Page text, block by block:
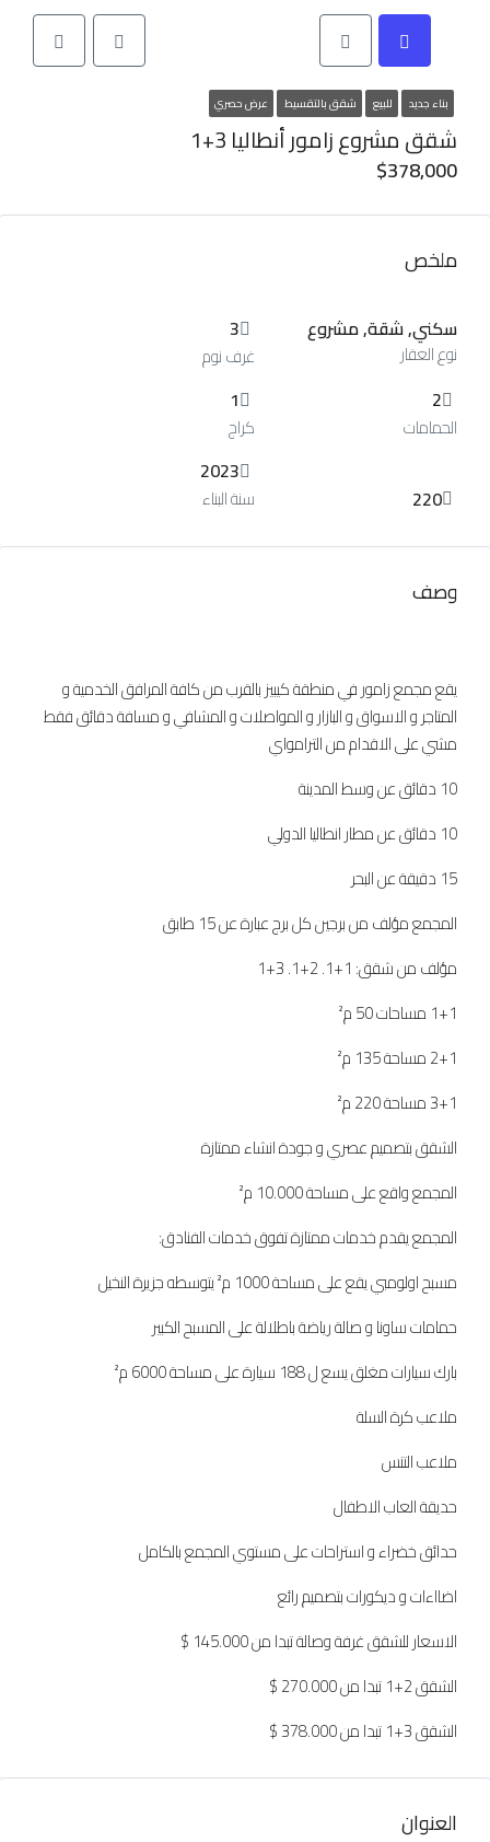
بناء جديد للبيع شقق بالتقسيط عرض حصري
شقق مشروع زامور أنطاليا 3+1
$378,000
ملخص
سكني, شقة, مشروع
نوع العقار
3
غرف نوم
2
الحمامات
1
كراج
220
2023
سنة البناء
وصف
يقع مجمع زامور في منطقة كيبيز بالقرب من كافة المرافق الخدمية و
المتاجر و الاسواق و البازار و المواصلات و المشافي و مسافة دقائق فقط
مشي على الاقدام من الترامواي
10 دقائق عن وسط المدينة
10 دقائق عن مطار انطاليا الدولي
15 دقيقة عن البحر
المجمع مؤلف من برجين كل برج عبارة عن 15 طابق
مؤلف من شقق: 1+1. 2+1. 3+1
1+1 مساحات 50 م²
2+1 مساحة 135 م²
3+1 مساحة 220 م²
الشقق بتصميم عصري و جودة انشاء ممتازة
المجمع واقع على مساحة 10.000 م²
المجمع يقدم خدمات ممتازة تفوق خدمات الفنادق:
مسبح اولومبي يقع على مساحة 1000 م² يتوسطه جزيرة النخيل
حمامات ساونا و صالة رياضة باطلالة على المسبح الكبير
بارك سيارات مغلق يسع ل 188 سيارة على مساحة 6000 م²
ملاعب كرة السلة
ملاعب التنس
حديقة العاب الاطفال
حدائق خضراء و استراحات على مستوي المجمع بالكامل
اضااءات و ديكورات بتصميم رائع
الاسعار للشقق غرفة وصالة تبدا من 145.000 $
الشقق 2+1 تبدا من 270.000 $
الشقق 3+1 تبدا من 378.000 $
العنوان